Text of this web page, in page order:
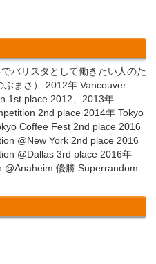
バリスタとして働きたい人のた
まさ） 2012年 Vancouver
1st place 2012、2013年
2nd place 2014年 Tokyo
Coffee Fest 2nd place 2016
@New York 2nd place 2016
@Dallas 3rd place 2016年
優勝 Superrandom